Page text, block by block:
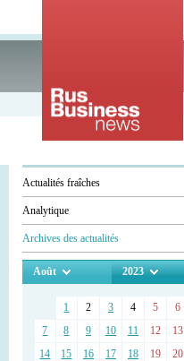
Actualités fraîches
Analytique
Archives des actualités
Août 2023
1 2 3 4 5
6
7
8 9 10 11 12
13
14
15 16 17 18 19
20